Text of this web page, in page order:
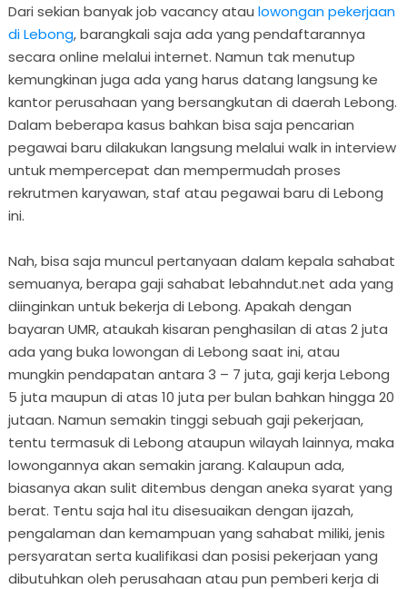
Dari sekian banyak job vacancy atau lowongan pekerjaan
di Lebong, barangkali saja ada yang pendaftarannya
secara online melalui internet. Namun tak menutup
kemungkinan juga ada yang harus datang langsung ke
kantor perusahaan yang bersangkutan di daerah Lebong.
Dalam beberapa kasus bahkan bisa saja pencarian
pegawai baru dilakukan langsung melalui walk in interview
untuk mempercepat dan mempermudah proses
rekrutmen karyawan, staf atau pegawai baru di Lebong
ini.
Nah, bisa saja muncul pertanyaan dalam kepala sahabat
semuanya, berapa gaji sahabat lebahndut.net ada yang
diinginkan untuk bekerja di Lebong. Apakah dengan
bayaran UMR, ataukah kisaran penghasilan di atas 2 juta
ada yang buka lowongan di Lebong saat ini, atau
mungkin pendapatan antara 3 – 7 juta, gaji kerja Lebong
5 juta maupun di atas 10 juta per bulan bahkan hingga 20
jutaan. Namun semakin tinggi sebuah gaji pekerjaan,
tentu termasuk di Lebong ataupun wilayah lainnya, maka
lowongannya akan semakin jarang. Kalaupun ada,
biasanya akan sulit ditembus dengan aneka syarat yang
berat. Tentu saja hal itu disesuaikan dengan ijazah,
pengalaman dan kemampuan yang sahabat miliki, jenis
persyaratan serta kualifikasi dan posisi pekerjaan yang
dibutuhkan oleh perusahaan atau pun pemberi kerja di